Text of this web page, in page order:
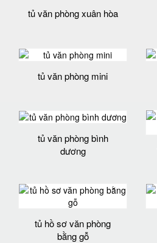
tủ văn phòng xuân hòa
tủ văn phòng mini
tủ văn phòng bình
dương
tủ hồ sơ văn phòng
bằng gỗ